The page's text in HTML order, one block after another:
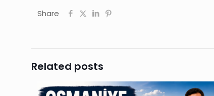
Share
Related posts